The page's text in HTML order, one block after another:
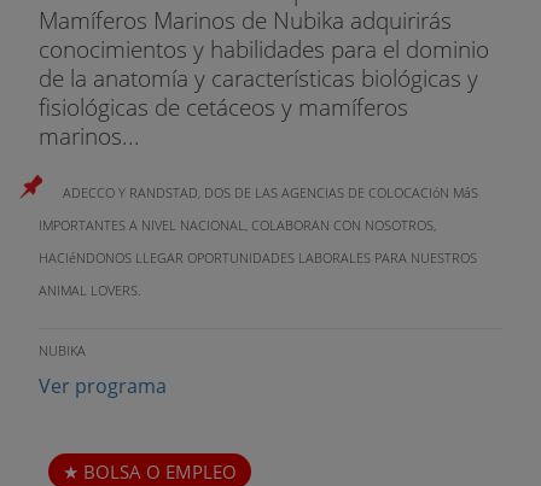
Mamíferos Marinos de Nubika adquirirás
conocimientos y habilidades para el dominio
de la anatomía y características biológicas y
fisiológicas de cetáceos y mamíferos
marinos...
ADECCO Y RANDSTAD, DOS DE LAS AGENCIAS DE COLOCACIóN MáS
IMPORTANTES A NIVEL NACIONAL, COLABORAN CON NOSOTROS,
HACIéNDONOS LLEGAR OPORTUNIDADES LABORALES PARA NUESTROS
ANIMAL LOVERS.
NUBIKA
Ver programa
BOLSA O EMPLEO